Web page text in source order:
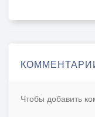
Чтобы добавить